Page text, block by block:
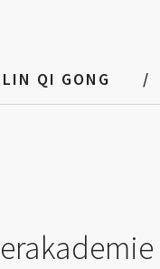
LIN QI GONG